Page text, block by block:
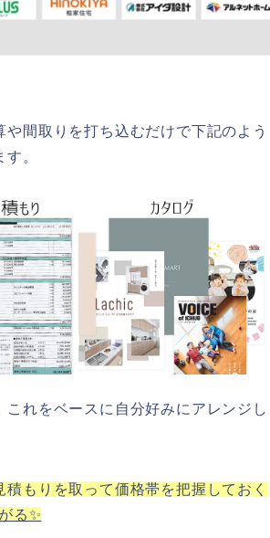
間取りを打ち込むだけで下記のよう
。
れをベースに自分好みにアレンジし
もりを取って価格帯を把握しておく
る✨